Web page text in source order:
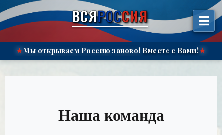
Перейти
содержимому
ВСЯРОССИЯ
★Мы открываем Россию заново! Вместе с Вами!★
Наша команда